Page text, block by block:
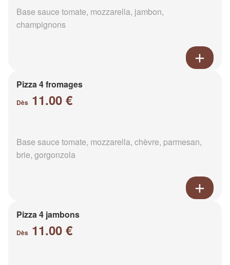
Base sauce tomate, mozzarella, jambon,
champignons
Pizza 4 fromages
Dès 11.00 €
Base sauce tomate, mozzarella, chèvre, parmesan,
brie, gorgonzola
Pizza 4 jambons
Dès 11.00 €